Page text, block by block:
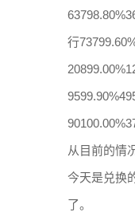
行
从目前的情
今天是兑换
了。